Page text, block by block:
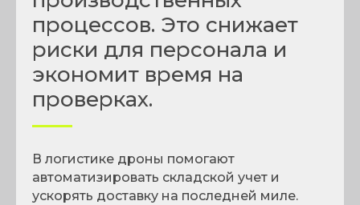
процессов. Это снижает
риски для персонала и
экономит время на
проверках.
В логистике дроны помогают
автоматизировать складской учет и
ускорять доставку на последней миле.